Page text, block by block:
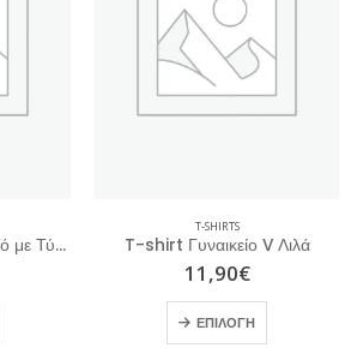
T-shirt Γυναικείο Λευκό με Τύπωμα
T-SHIRTS
T-shirt Γυναικείο V Λιλά
11,90€
ΕΠΙΛΟΓΉ